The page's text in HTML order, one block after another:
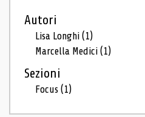
Autori
Lisa Longhi(1)
Marcella Medici(1)
Sezioni
Focus(1)